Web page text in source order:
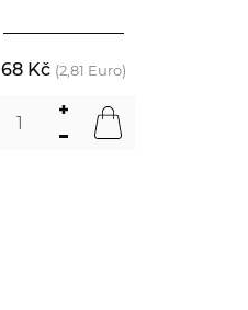
68 Kč (2,81 Euro)